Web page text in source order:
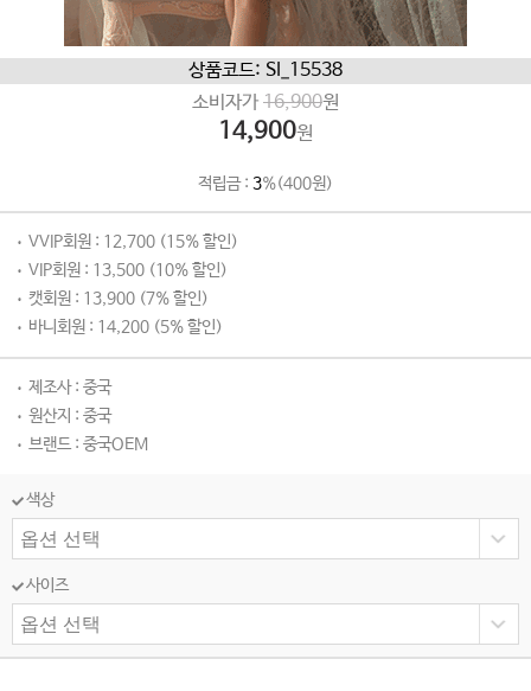
상품코드: SI_15538
소비자가 16,900원
14,900원
적립금 : 3%(400원)
VVIP회원 : 12,700 (15% 할인)
VIP회원 : 13,500 (10% 할인)
캣회원 : 13,900 (7% 할인)
바니회원 : 14,200 (5% 할인)
제조사 : 중국
원산지 : 중국
브랜드 : 중국OEM
색상
사이즈